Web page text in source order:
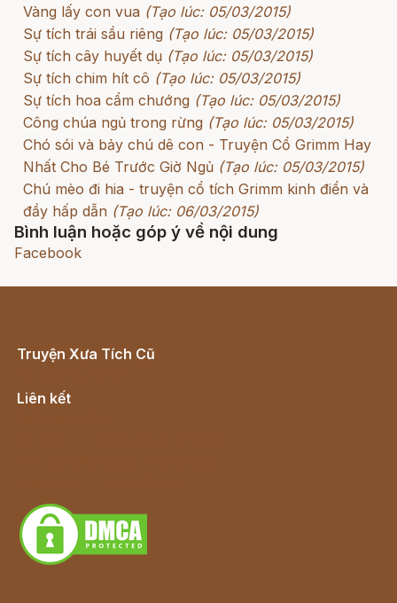
Vàng lấy con vua (Tạo lúc: 05/03/2015)
Sự tích trái sầu riêng (Tạo lúc: 05/03/2015)
Sự tích cây huyết dụ (Tạo lúc: 05/03/2015)
Sự tích chim hít cô (Tạo lúc: 05/03/2015)
Sự tích hoa cẩm chướng (Tạo lúc: 05/03/2015)
Công chúa ngủ trong rừng (Tạo lúc: 05/03/2015)
Chó sói và bảy chú dê con - Truyện Cổ Grimm Hay
Nhất Cho Bé Trước Giờ Ngủ (Tạo lúc: 05/03/2015)
Chú mèo đi hia - truyện cổ tích Grimm kinh điển và
đầy hấp dẫn (Tạo lúc: 06/03/2015)
Bình luận hoặc góp ý về nội dung
Facebook
Truyện Xưa Tích Cũ
Liên kết